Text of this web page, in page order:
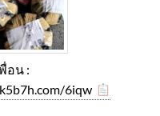
อน :
6iqw